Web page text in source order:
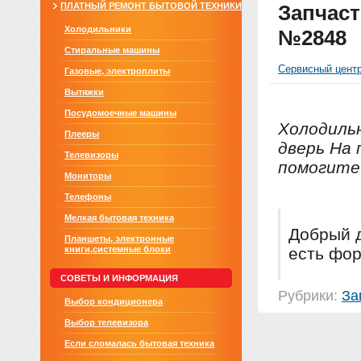
ПЛАТНЫЙ РЕМОНТ БЫТОВОЙ ТЕХНИКИ
Холодильники
Стиральные машины
Газовые, электроплиты
Вытяжки
Посудомоечные машины
Плееры
Телевизоры
Мониторы
Телефоны
Мелкая бытовая техника
Планшеты, электронные
книги,системные блоки
СОВЕТЫ И ИНФОРМАЦИЯ
Выбор кондиционера
Выбор телевизора
Если сломалась бытовая техника
№2848
Сервисный
дверь На
Добрый
есть
Рубрики: